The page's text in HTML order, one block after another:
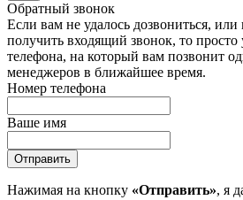
Обратный звонок
Если вам не удалось дозвониться,
получить входящий звонок, то
телефона, на который вам позвонит
менеджеров в ближайшее время.
Номер телефона
Ваше имя
Отправить
Нажимая на кнопку «Отправить», я